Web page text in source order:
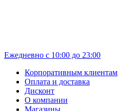
Ежедневно с 10:00 до 23:00
Корпоративным клиентам
Оплата и доставка
Дисконт
О компании
Магазины